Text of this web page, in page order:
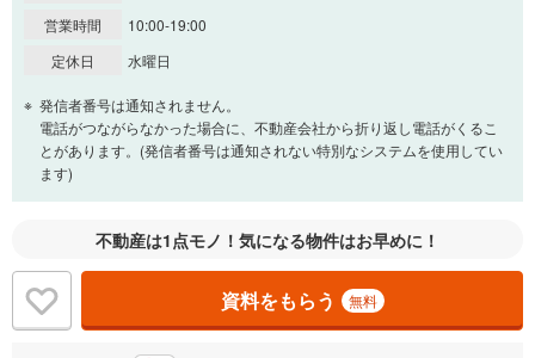
一般的には最長35年まで借り入れ可能です。多くの金融機関
閉じる
頭金
0万円 5,200万円
自己資金から住宅購入にかけられる金額を入力してくださ
閉じる
ボーナス
万円
営業時間
10:00-19:00
定休日
水曜日
発信者番号は通知されません。
電話がつながらなかった場合に、不動産会社から折り返し電話がくるこ
とがあります。(発信者番号は通知されない特別なシステムを使用してい
ます)
不動産は1点モノ！気になる物件はお早めに！
資料をもらう 無料